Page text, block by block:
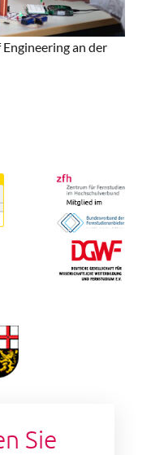
an der
Sie